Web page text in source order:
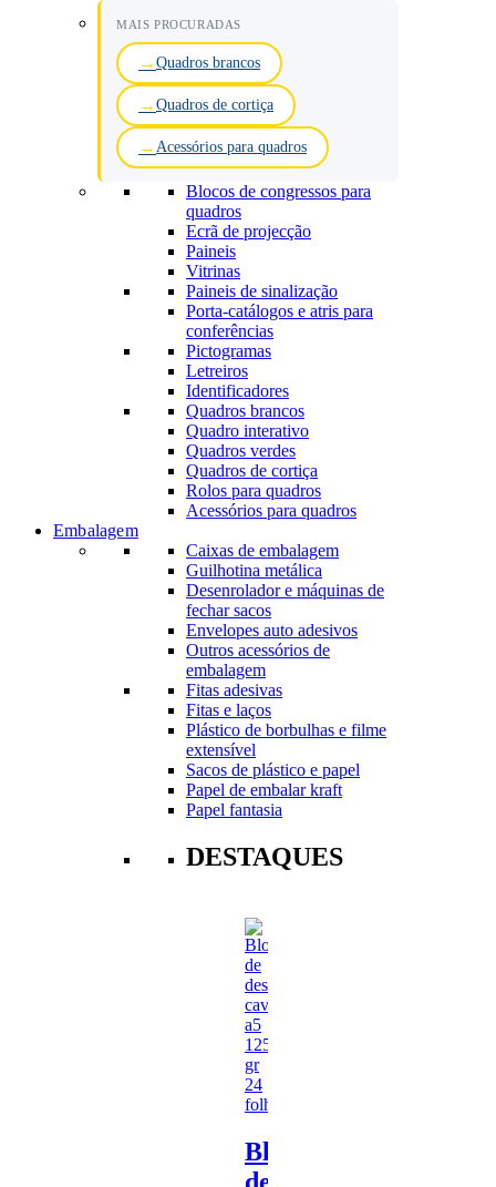
MAIS PROCURADAS
Quadros brancos
Quadros de cortiça
Acessórios para quadros
Blocos de congressos para
quadros
Ecrã de projecção
Paineis
Vitrinas
Paineis de sinalização
Porta-catálogos e atris para
conferências
Pictogramas
Letreiros
Identificadores
Quadros brancos
Quadro interativo
Quadros verdes
Quadros de cortiça
Rolos para quadros
Acessórios para quadros
Embalagem
Caixas de embalagem
Guilhotina metálica
Desenrolador e máquinas de
fechar sacos
Envelopes auto adesivos
Outros acessórios de
embalagem
Fitas adesivas
Fitas e laços
Plástico de borbulhas e filme
extensível
Sacos de plástico e papel
Papel de embalar kraft
Papel fantasia
DESTAQUES
Bloco
de